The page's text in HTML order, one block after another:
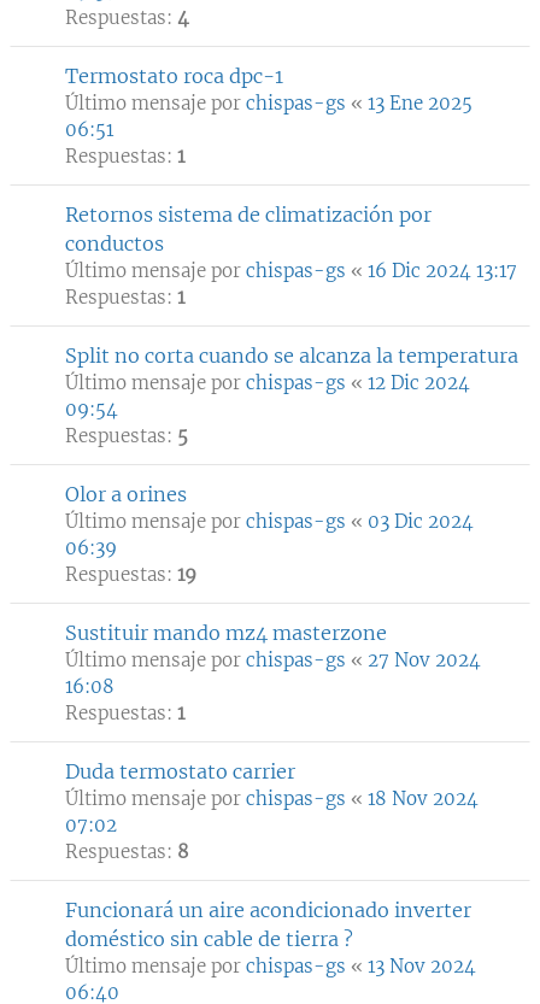
Respuestas: 4
Termostato roca dpc-1
Último mensaje por chispas-gs « 13 Ene 2025
06:51
Respuestas: 1
Retornos sistema de climatización por
conductos
Último mensaje por chispas-gs « 16 Dic 2024 13:17
Respuestas: 1
Split no corta cuando se alcanza la temperatura
Último mensaje por chispas-gs « 12 Dic 2024
09:54
Respuestas: 5
Olor a orines
Último mensaje por chispas-gs « 03 Dic 2024
06:39
Respuestas: 19
Sustituir mando mz4 masterzone
Último mensaje por chispas-gs « 27 Nov 2024
16:08
Respuestas: 1
Duda termostato carrier
Último mensaje por chispas-gs « 18 Nov 2024
07:02
Respuestas: 8
Funcionará un aire acondicionado inverter
doméstico sin cable de tierra ?
Último mensaje por chispas-gs « 13 Nov 2024
06:40